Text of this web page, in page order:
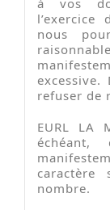
nous
excessive.
refuser de
EURL LA
échéant,
caractère
nombre.